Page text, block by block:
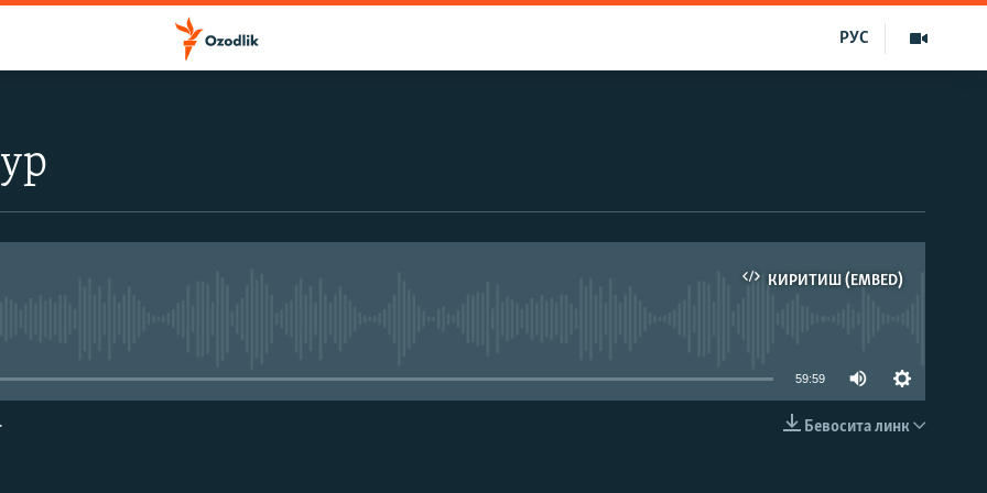
РУС
КИРИТИШ (EMBED)
59:59
Бевосита линк